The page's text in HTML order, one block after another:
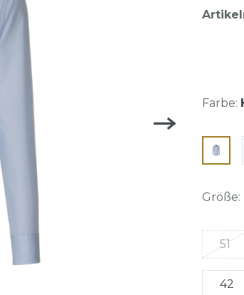
Farbe:
Größe:
51
42